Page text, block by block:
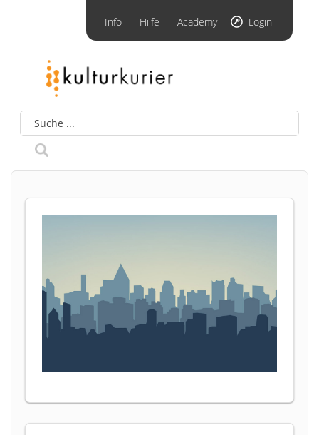
Info Hilfe Academy Login